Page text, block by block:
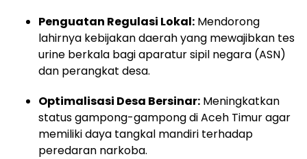
Penguatan Regulasi Lokal: Mendorong
lahirnya kebijakan daerah yang mewajibkan tes
urine berkala bagi aparatur sipil negara (ASN)
dan perangkat desa.
Optimalisasi Desa Bersinar: Meningkatkan
status gampong-gampong di Aceh Timur agar
memiliki daya tangkal mandiri terhadap
peredaran narkoba.